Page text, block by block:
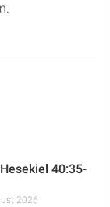
40:35-
2026